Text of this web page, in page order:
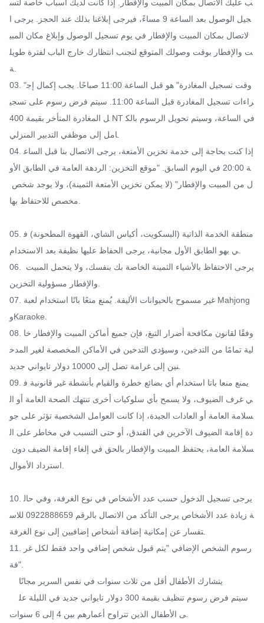
ب عليك الاتصال بمكان المبيت والإفطار. إذا كانت لديك أسباب خاصة لتس
جيل الوصول بعد الساعة 9 مساءً، فيرجى إبلاغنا بذلك عند الحجز. يرجى ا
لاتصال بمكان المبيت والإفطار في يوم تسجيل الوصول وإبلاغ مكان المبي
ت والإفطار بوقت وصولك المتوقع لتجنب انتظارك خارج الباب لفترة طويل
ة.
03. "وقت تسجيل المغادرة" هو قبل الساعة 11:00 صباحًا. يجب إكمال إج
راءات تسجيل المغادرة قبل الساعة 11:00. سيتم فرض رسوم على تسجي
ل المغادرة المتأخر بقيمة 400 NT في الساعة، وسيتم تحويل الرسوم بالك
امل إلى موظفي التدبير المنزلي.
04. إذا كنت بحاجة إلى خدمة تخزين الأمتعة، يرجى الاتصال بنا قبل الساع
ة 20:00 في اليوم السابق. "موقع التخزين: الردهة العامة في الطابق الأو
مخصص للاحتفاظ بها.
05. منطقة الخدمة الذاتية (البسكويت، أكياس الشاي، القهوة المطحونة) ف
ي بهو الطابق الأول مجانية، يرجى الحفاظ عليها نظيفة بعد الاستخدام.
06. يرجى الاحتفاظ بالأشياء الثمينة الخاصة بك بنفسك، ولا يتحمل المبيت
والإفطار مسؤولية التخزين.
07. غير مسموح بالحيوانات الأليفة. يُمنع منعًا باتًا استخدام لعبة Mahjong
وKaraoke.
08. وفقًا لقانون مكافحة أضرار التبغ، فإن جميع أماكن المبيت والإفطار خا
لية تمامًا من التدخين، وسيؤدي التدخين في الأماكن المخصصة لغير المدخ
نين إلى غرامة تصل إلى 10000 دولار تايواني جديد.
09. يمنع منعا باتا استخدام أي بضائع خطرة والقيام بأنشطة غير قانونية ف
ي غرف الضيوف، ولا يسمح بأي سلوكيات أخرى تنتهك الصحة العامة أو ال
سلامة العامة أو العادات الجيدة، إذا كانت العوامل الشخصية تؤثر على جو
دة إقامة الضيوف الآخرين في الفندق، أو حتى التسبب في مخاطر على ال
استرداد الأموال.
10. يرجى تسجيل الدخول حسب عدد الأشخاص في نوع الغرفة، وفي حال
ة زيادة عدد الأشخاص يرجى التأكد من الاتصال بالرقم 0922888659 للاس
تفسار عن إمكانية إضافة أشخاص إضافيين إلى نوع الغرفة.
11. رسوم الشخص الإضافي "يتم قبول شخص إضافي واحد فقط لكل غر
فة".
ى الأطفال الذين تتراوح أعمارهم بين 4 إلى 6 سنوات.